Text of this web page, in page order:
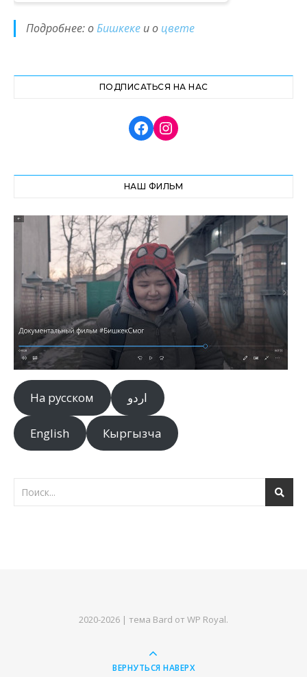
Подробнее: оБишкеке и о цвете
ПОДПИСАТЬСЯ НА НАС
НАШ ФИЛЬМ
На русском اردو
English Кыргызча
2020-2026 | тема Bard от WP Royal.
ВЕРНУТЬСЯ НАВЕРХ